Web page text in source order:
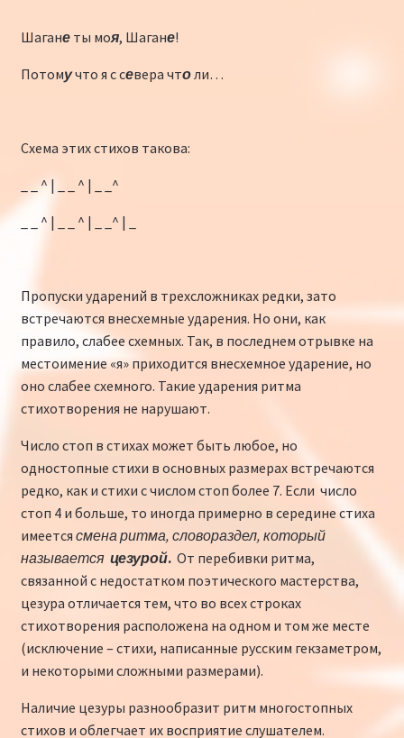
Шаганеты моя, Шагане!
Потомучто я с севера чтоли…
Схема этих стихов такова:
_ _ ^ | _ _ ^ | _ _^
_ _ ^ | _ _ ^ | _ _^ | _
Пропуски ударений в трехсложниках редки, зато
встречаются внесхемные ударения. Но они, как
правило, слабее схемных. Так, в последнем отрывке на
местоимение «я» приходится внесхемное ударение, но
оно слабее схемного. Такие ударения ритма
стихотворения не нарушают.
Число стоп в стихах может быть любое, но
одностопные стихи в основных размерах встречаются
редко, как и стихи с числом стоп более 7. Если число
стоп 4 и больше, то иногда примерно в середине стиха
имеется смена ритма, словораздел, который
называется цезурой. От перебивки ритма,
связанной с недостатком поэтического мастерства,
цезура отличается тем, что во всех строках
стихотворения расположена на одном и том же месте
(исключение – стихи, написанные русским гекзаметром,
и некоторыми сложными размерами).
Наличие цезуры разнообразит ритм многостопных
стихов и облегчает их восприятие слушателем.